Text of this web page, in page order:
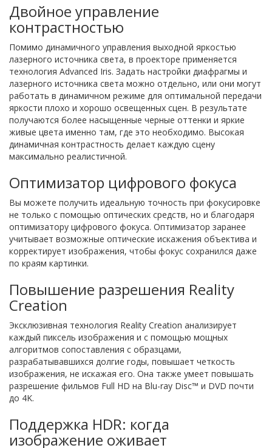
Двойное управление
контрастностью
Помимо динамичного управления выходной яркостью
лазерного источника света, в проекторе применяется
технология Advanced Iris. Задать настройки диафрагмы и
лазерного источника света можно отдельно, или они могут
работать в динамичном режиме для оптимальной передачи
яркости плохо и хорошо освещенных сцен. В результате
получаются более насыщенные черные оттенки и яркие
живые цвета именно там, где это необходимо. Высокая
динамичная контрастность делает каждую сцену
максимально реалистичной.
Оптимизатор цифрового фокуса
Вы можете получить идеальную точность при фокусировке
не только с помощью оптических средств, но и благодаря
оптимизатору цифрового фокуса. Оптимизатор заранее
учитывает возможные оптические искажения объектива и
корректирует изображения, чтобы фокус сохранился даже
по краям картинки.
Повышение разрешения Reality
Creation
Эксклюзивная технология Reality Creation анализирует
каждый пиксель изображения и с помощью мощных
алгоритмов сопоставления с образцами,
разрабатывавшихся долгие годы, повышает четкость
изображения, не искажая его. Она также умеет повышать
разрешение фильмов Full HD на Blu-ray Disc™ и DVD почти
до 4K.
Поддержка HDR: когда
изображение оживает